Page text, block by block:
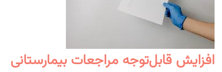
افزایش قابل‌توجه مراجعات بیمارستانی